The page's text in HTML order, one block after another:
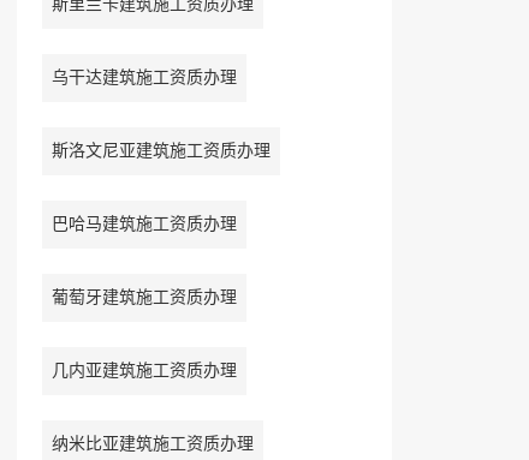
斯里兰卡建筑施工资质办理
乌干达建筑施工资质办理
斯洛文尼亚建筑施工资质办理
巴哈马建筑施工资质办理
葡萄牙建筑施工资质办理
几内亚建筑施工资质办理
纳米比亚建筑施工资质办理